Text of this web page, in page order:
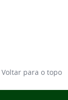
Voltar para o topo